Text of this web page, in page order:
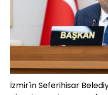
İzmir'in Seferihisar